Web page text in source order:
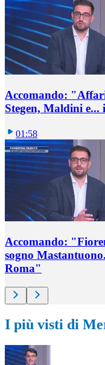
Accomando:
Stegen, Maldini e...
01:58
Accomando:
sogno
Roma"
I più visti di